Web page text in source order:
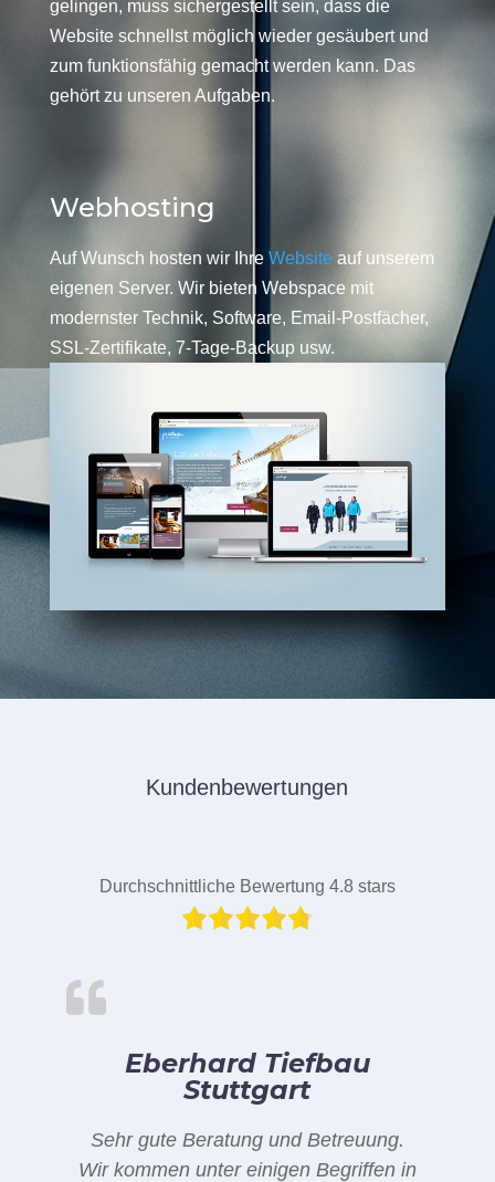
gelingen, muss sichergestellt sein, dass die
Website schnellst möglich wieder gesäubert und
zum funktionsfähig gemacht werden kann. Das
gehört zu unseren Aufgaben.
Webhosting
Auf Wunsch hosten wir Ihre Website auf unserem
eigenen Server. Wir bieten Webspace mit
modernster Technik, Software, Email-Postfächer,
SSL-Zertifikate, 7-Tage-Backup usw.
Kundenbewertungen
Durchschnittliche Bewertung 4.8 stars
Eberhard Tiefbau
Stuttgart
Sehr gute Beratung und Betreuung.
Wir kommen unter einigen Begriffen in